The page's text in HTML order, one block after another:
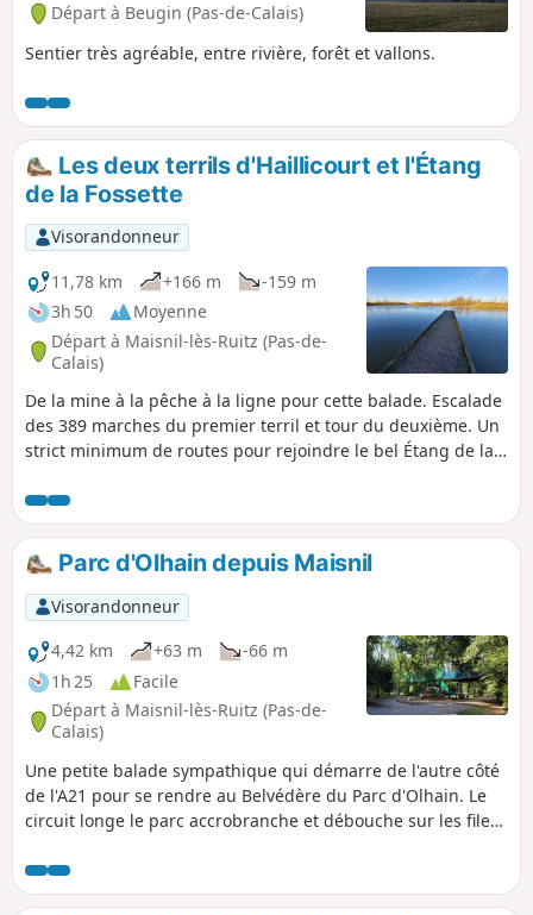
Départ à Beugin (Pas-de-Calais)
Sentier très agréable, entre rivière, forêt et vallons.
Les deux terrils d'Haillicourt et l'Étang
de la Fossette
Visorandonneur
11,78 km
+166 m
-159 m
3h 50
Moyenne
Départ à Maisnil-lès-Ruitz (Pas-de-
Calais)
De la mine à la pêche à la ligne pour cette balade. Escalade
des 389 marches du premier terril et tour du deuxième. Un
strict minimum de routes pour rejoindre le bel Étang de la
Parc d'Olhain depuis Maisnil
Visorandonneur
4,42 km
+63 m
-66 m
1h 25
Facile
Départ à Maisnil-lès-Ruitz (Pas-de-
Calais)
Une petite balade sympathique qui démarre de l'autre côté
de l'A21 pour se rendre au Belvédère du Parc d'Olhain. Le
circuit longe le parc accrobranche et débouche sur les filets
à terme, être le point culminant des Hauts de France.